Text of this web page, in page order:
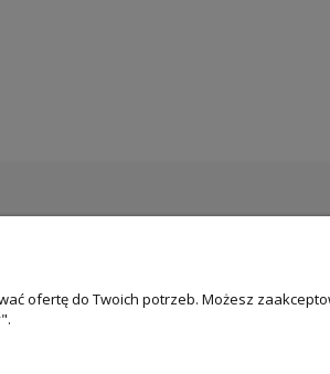
ofertę do Twoich potrzeb. Możesz